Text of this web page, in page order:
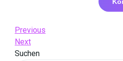
Beitrags-
Navigation
Previous
Post
Previous
Next
Post
Next
Suchen